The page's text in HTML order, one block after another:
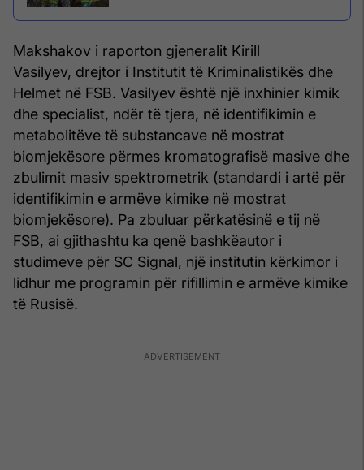
Makshakov i raporton gjeneralit Kirill
Vasilyev, drejtor i Institutit të Kriminalistikës dhe
Helmet në FSB. Vasilyev është një inxhinier kimik
dhe specialist, ndër të tjera, në identifikimin e
metabolitëve të substancave në mostrat
biomjekësore përmes kromatografisë masive dhe
zbulimit masiv spektrometrik (standardi i artë për
identifikimin e armëve kimike në mostrat
biomjekësore). Pa zbuluar përkatësinë e tij në
FSB, ai gjithashtu ka qenë bashkëautor i
studimeve për SC Signal, një institutin kërkimor i
lidhur me programin për rifillimin e armëve kimike
të Rusisë.